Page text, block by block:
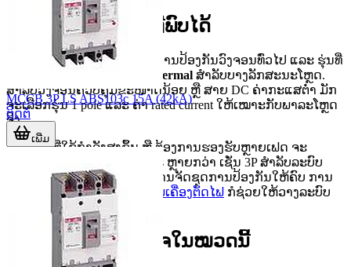
ປະເພດການໃຊ້ງານທີ່ພົບໄດ້
ພາຍໃນໝວດນີ້ມີທັງຮຸ່ນສຳລັບການປ້ອງກັນວົງຈອນທົ່ວໄປ ແລະ ຮຸ່ນທີ່
Thermal ສຳລັບບາງລັກສະນະໂຫຼດ.
ສຳລັບວົງຈອນຄວບຄຸມຂະໜາດນ້ອຍ ຫຼື ສາຍ DC ຄ່າກະແສຕ່ຳ ມັກ
ຈະເລືອກຮຸ່ນ 1 pole ແລະ ຄ່າ rated current ໃຫ້ເໝາະກັບພາລະໂຫຼດ
ຈິງ.
ສ່ວນງານທີ່ໃຊ້ກຳລັງສູງຂຶ້ນ ຫຼື ຕ້ອງການຮອງຮັບຫຼາຍເຟດ ຈະ
ພິຈາລະນາຮຸ່ນທີ່ມີຈຳນວນ poles ຫຼາຍກວ່າ ເຊັ່ນ 3P ສຳລັບລະບົບ
AC/DC ບາງປະເພດ. ຖ້າຕ້ອງການຈັດຊຸດການປ້ອງກັນໃຫ້ຄົບ ການ
ເບິ່ງເພີ່ມໃນໝວດອຸປະກອນເສີມເຄື່ອງຕັດໄຟ ກໍຊ່ວຍໃຫ້ວາງລະບົບ
ໄດ້ຄົບຫຼາຍຂຶ້ນ.
ຕົວຢ່າງຮຸ່ນທີ່ນ່າສົນໃຈໃນໝວດນີ້
MCCB 3P LS ABS103c 15A (42kA)
ຕິດຕໍ່
ເພີ່ມ